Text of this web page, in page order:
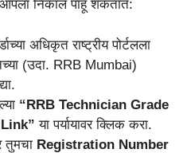
निकाल पाहू शकतात:
अधिकृत राष्ट्रीय पोर्टलला
(उदा. RRB Mumbai)
“RRB Technician Grade
या पर्यायावर क्लिक करा.
तुमचा Registration Number